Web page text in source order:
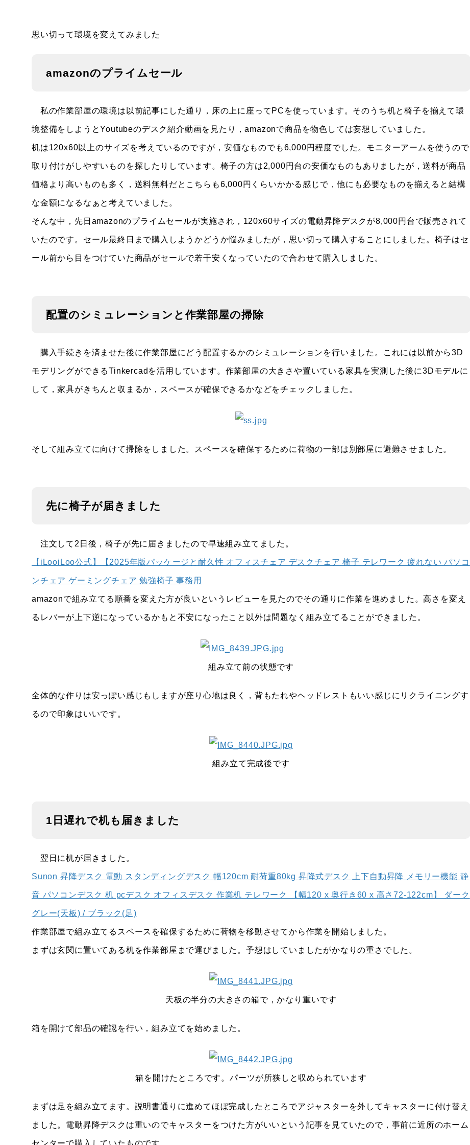
思い切って環境を変えてみました
amazonのプライムセール
私の作業部屋の環境は以前記事にした通り，床の上に座ってPCを使っています。そのうち机と椅子を揃えて環
境整備をしようとYoutubeのデスク紹介動画を見たり，amazonで商品を物色しては妄想していました。
机は120x60以上のサイズを考えているのですが，安価なものでも6,000円程度でした。モニターアームを使うので
取り付けがしやすいものを探したりしています。椅子の方は2,000円台の安価なものもありましたが，送料が商品
価格より高いものも多く，送料無料だとこちらも6,000円くらいかかる感じで，他にも必要なものを揃えると結構
な金額になるなぁと考えていました。
そんな中，先日amazonのプライムセールが実施され，120x60サイズの電動昇降デスクが8,000円台で販売されて
いたのです。セール最終日まで購入しようかどうか悩みましたが，思い切って購入することにしました。椅子はセ
ール前から目をつけていた商品がセールで若干安くなっていたので合わせて購入しました。
配置のシミュレーションと作業部屋の掃除
購入手続きを済ませた後に作業部屋にどう配置するかのシミュレーションを行いました。これには以前から3D
モデリングができるTinkercadを活用しています。作業部屋の大きさや置いている家具を実測した後に3Dモデルに
して，家具がきちんと収まるか，スペースが確保できるかなどをチェックしました。
そして組み立てに向けて掃除をしました。スペースを確保するために荷物の一部は別部屋に避難させました。
先に椅子が届きました
注文して2日後，椅子が先に届きましたので早速組み立てました。
【iLooiLoo公式】【2025年版パッケージと耐久性 オフィスチェア デスクチェア 椅子 テレワーク 疲れない パソコ
ンチェア ゲーミングチェア 勉強椅子 事務用
amazonで組み立てる順番を変えた方が良いというレビューを見たのでその通りに作業を進めました。高さを変え
るレバーが上下逆になっているかもと不安になったこと以外は問題なく組み立てることができました。
組み立て前の状態です
全体的な作りは安っぽい感じもしますが座り心地は良く，背もたれやヘッドレストもいい感じにリクライニングす
るので印象はいいです。
組み立て完成後です
1日遅れで机も届きました
翌日に机が届きました。
Sunon 昇降デスク 電動 スタンディングデスク 幅120cm 耐荷重80kg 昇降式デスク 上下自動昇降 メモリー機能 静
音 パソコンデスク 机 pcデスク オフィスデスク 作業机 テレワーク 【幅120 x 奥行き60 x 高さ72-122cm】 ダーク
グレー(天板) / ブラック(足)
作業部屋で組み立てるスペースを確保するために荷物を移動させてから作業を開始しました。
まずは玄関に置いてある机を作業部屋まで運びました。予想はしていましたがかなりの重さでした。
天板の半分の大きさの箱で，かなり重いです
箱を開けて部品の確認を行い，組み立てを始めました。
箱を開けたところです。パーツが所狭しと収められています
まずは足を組み立てます。説明書通りに進めてほぼ完成したところでアジャスターを外してキャスターに付け替え
ました。電動昇降デスクは重いのでキャスターをつけた方がいいという記事を見ていたので，事前に近所のホーム
センターで購入していたものです。